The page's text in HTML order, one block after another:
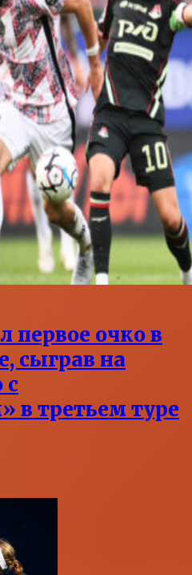
первое очко в
сыграв на
с
в третьем туре